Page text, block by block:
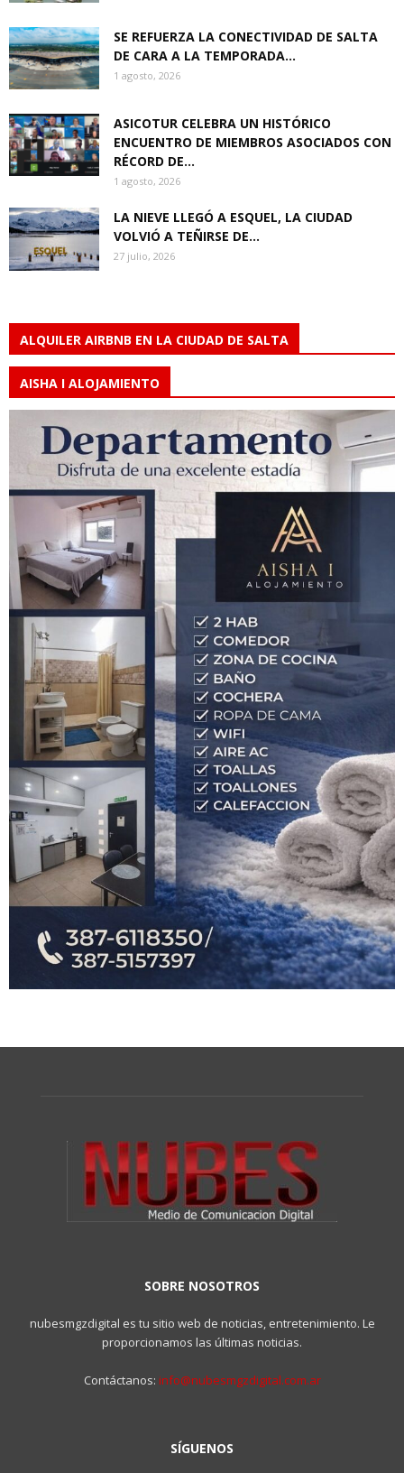
SE REFUERZA LA CONECTIVIDAD DE SALTA
DE CARA A LA TEMPORADA...
1 agosto, 2026
ASICOTUR CELEBRA UN HISTÓRICO
ENCUENTRO DE MIEMBROS ASOCIADOS CON
RÉCORD DE...
1 agosto, 2026
LA NIEVE LLEGÓ A ESQUEL, LA CIUDAD
VOLVIÓ A TEÑIRSE DE...
27 julio, 2026
ALQUILER AIRBNB EN LA CIUDAD DE SALTA
AISHA I ALOJAMIENTO
SOBRE NOSOTROS
nubesmgzdigital es tu sitio web de noticias, entretenimiento. Le
proporcionamos las últimas noticias.
Contáctanos: info@nubesmgzdigital.com.ar
SÍGUENOS